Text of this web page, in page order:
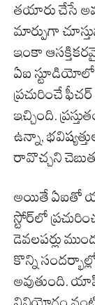
తయారు చేసే
మార్పుగా
ఇంకా
ఏఐ
ప్రచురించే
ఇచ్చింది.
ఉన్నా,
రావొచ్చని
అయితే ఏఐతో
స్టోర్‌లో
డెవలపర్లు
కొన్ని
అవుతుంది.